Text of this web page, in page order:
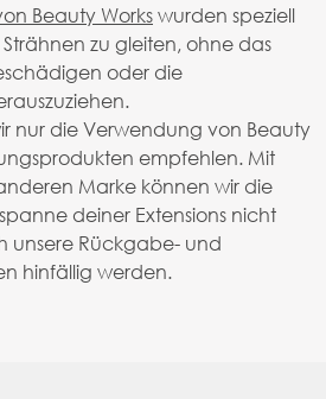
Beauty Workswurden speziell
zu gleiten, ohne das
oder die
nur die Verwendung von Beauty
empfehlen. Mit
Marke können wir die
deiner Extensions nicht
unsere Rückgabe- und
hinfällig werden.